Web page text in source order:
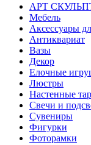
АРТ
Мебель
Аксессуары
Антиквариат
Вазы
Декор
Елочные
Люстры
Настенные
Свечи и
Сувениры
Фигурки
Фоторамки